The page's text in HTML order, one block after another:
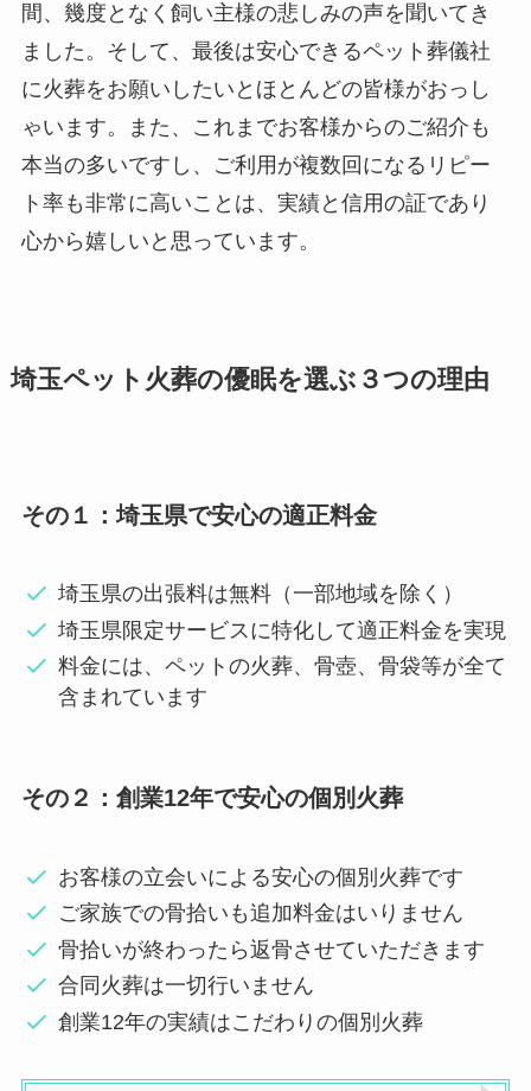
間、幾度となく飼い主様の悲しみの声を聞いてき
ました。そして、最後は安心できるペット葬儀社
に火葬をお願いしたいとほとんどの皆様がおっし
ゃいます。また、これまでお客様からのご紹介も
本当の多いですし、ご利用が複数回になるリピー
ト率も非常に高いことは、実績と信用の証であり
心から嬉しいと思っています。
埼玉ペット火葬の優眠を選ぶ３つの理由
その１：埼玉県で安心の適正料金
埼玉県の出張料は無料（一部地域を除く）
埼玉県限定サービスに特化して適正料金を実現
料金には、ペットの火葬、骨壺、骨袋等が全て
含まれています
その２： 創業12年で安心の個別火葬
お客様の立会いによる安心の個別火葬です
ご家族での骨拾いも追加料金はいりません
骨拾いが終わったら返骨させていただきます
合同火葬は一切行いません
創業12年の実績はこだわりの個別火葬